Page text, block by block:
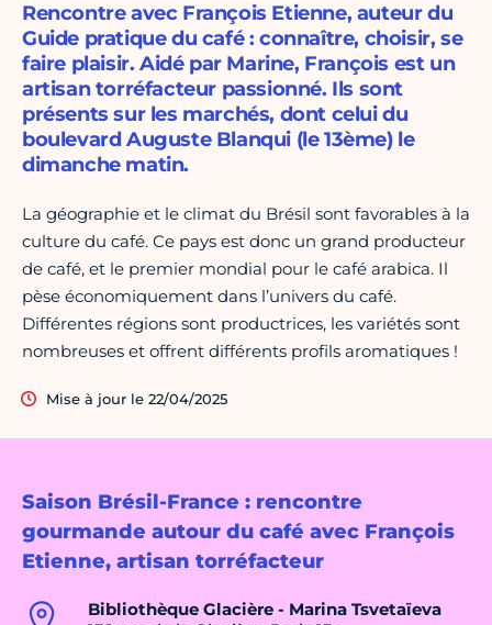
Saison Brésil-France : rencontre
gourmande autour du café avec François
Etienne, artisan torréfacteur
Bibliothèque Glacière - Marina Tsvetaïeva
Rencontre avec François Etienne, auteur du
Guide pratique du café : connaître, choisir, se
faire plaisir. Aidé par Marine, François est un
artisan torréfacteur passionné. Ils sont
présents sur les marchés, dont celui du
boulevard Auguste Blanqui (le 13ème) le
dimanche matin.
La géographie et le climat du Brésil sont favorables à la
culture du café. Ce pays est donc un grand producteur
de café, et le premier mondial pour le café arabica. Il
pèse économiquement dans l’univers du café.
Différentes régions sont productrices, les variétés sont
nombreuses et offrent différents profils aromatiques !
Mise à jour le 22/04/2025